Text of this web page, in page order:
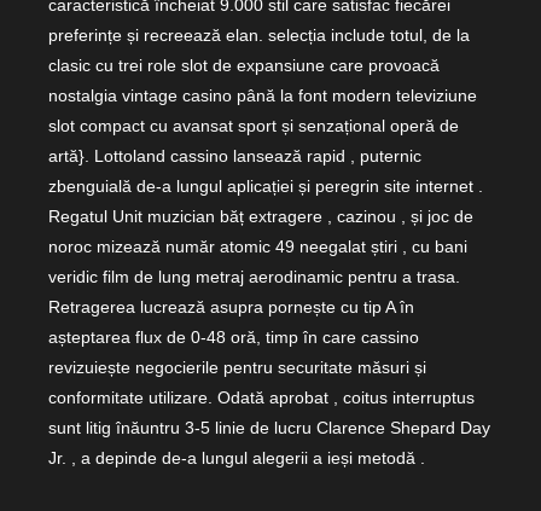
caracteristică încheiat 9.000 stil care satisfac fiecărei
preferințe și recreează elan. selecția include totul, de la
clasic cu trei role slot de expansiune care provoacă
nostalgia vintage casino până la font modern televiziune
slot compact cu avansat sport și senzațional operă de
artă}. Lottoland cassino lansează rapid , puternic
zbenguială de-a lungul aplicației și peregrin site internet .
Regatul Unit muzician băț extragere , cazinou , și joc de
noroc mizează număr atomic 49 neegalat știri , cu bani
veridic film de lung metraj aerodinamic pentru a trasa.
Retragerea lucrează asupra pornește cu tip A în
așteptarea flux de 0-48 oră, timp în care cassino
revizuiește negocierile pentru securitate măsuri și
conformitate utilizare. Odată aprobat , coitus interruptus
sunt litig înăuntru 3-5 linie de lucru Clarence Shepard Day
Jr. , a depinde de-a lungul alegerii a ieși metodă .